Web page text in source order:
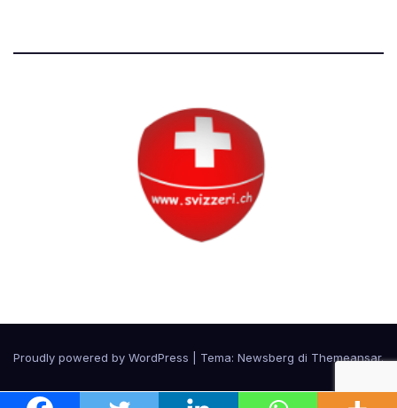
Proudly powered by WordPress Tema: Newsberg di Themeansar.